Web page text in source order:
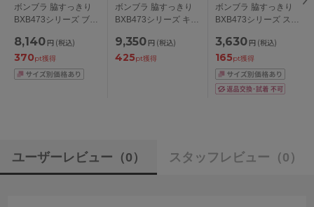
ボンブラ 脇すっきり
BXB473シリーズ ブラ
ップ アンダー
65/70/75/80/85cm
8,140 円 (税込)
370pt獲得
ボンブラ 脇すっきり
BXB473シリーズ キャ
9,350 円 (税込)
425pt獲得
ボンブラ 脇すっきり
BXB473シリーズ スタ
/LL
3,630 円 (税込)
165pt獲得
ユーザーレビュー （0） スタッフレビュー （0）